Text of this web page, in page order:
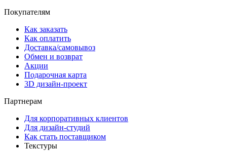
Покупателям
Как заказать
Как оплатить
Доставка/самовывоз
Обмен и возврат
Акции
Подарочная карта
3D дизайн-проект
Партнерам
Для корпоративных клиентов
Для дизайн-студий
Как стать поставщиком
Текстуры